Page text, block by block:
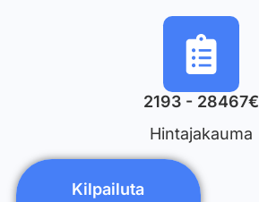
2193 - 28467€
Hintajakauma
Kilpailuta